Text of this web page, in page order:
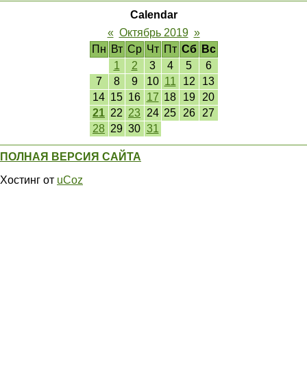
Calendar
« Октябрь 2019 »
Пн Вт Ср Чт Пт Сб
Вс
1
2 3 4 5
6
7
8 9 10 11 12
13
14 15 16 17 18 19
20
21 22 23 24 25 26
27
28 29 30 31
ПОЛНАЯ ВЕРСИЯ САЙТА
Хостинг от uCoz